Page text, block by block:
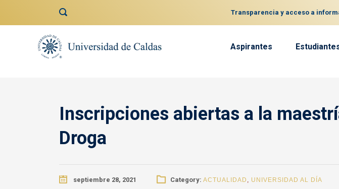
Transparencia y acceso a
Aspirantes
Inscripciones abiertas a la
Droga
septiembre 28, 2021 Category: ACTUALIDAD , UNIVERSIDAD AL DÍA